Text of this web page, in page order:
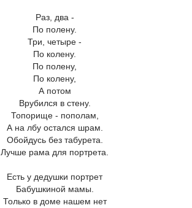
Раз, два -
По полену.
Три, четыре -
По колену.
По полену,
По колену,
А потом
Врубился в стену.
Топорище - пополам,
А на лбу остался шрам.
Обойдусь без табурета.
Лучше рама для портрета.
Есть у дедушки портрет
Бабушкиной мамы.
Только в доме нашем нет